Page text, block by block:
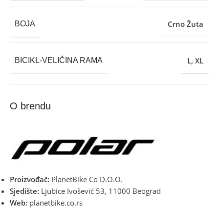
BOJA Crno Žuta
BICIKL-VELIČINA RAMA L, XL
O brendu
Proizvođač: PlanetBike Co D.O.O.
Sjedište: Ljubice Ivošević 53, 11000 Beograd
Web: planetbike.co.rs